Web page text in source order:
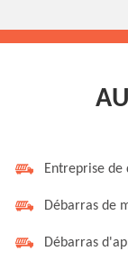
Entreprise de
Débarras de
Débarras